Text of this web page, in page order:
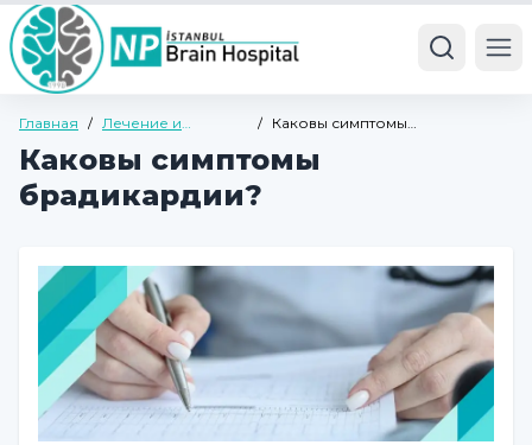
Главная / Лечение и
/
Каковы симптомы
Каковы симптомы
брадикардии?